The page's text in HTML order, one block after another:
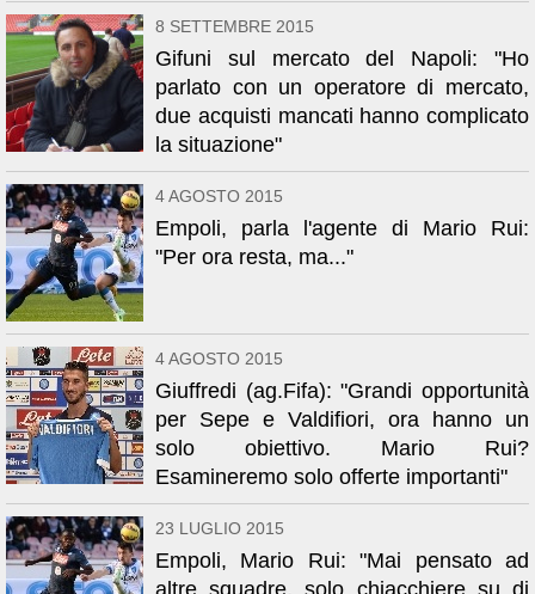
8 SETTEMBRE 2015
Gifuni sul mercato del Napoli: "Ho
parlato con un operatore di mercato,
due acquisti mancati hanno complicato
la situazione"
4 AGOSTO 2015
Empoli, parla l'agente di Mario Rui:
"Per ora resta, ma..."
4 AGOSTO 2015
Giuffredi (ag.Fifa): "Grandi opportunità
per Sepe e Valdifiori, ora hanno un
solo obiettivo. Mario Rui?
Esamineremo solo offerte importanti"
23 LUGLIO 2015
Empoli, Mario Rui: "Mai pensato ad
altre squadre, solo chiacchiere su di